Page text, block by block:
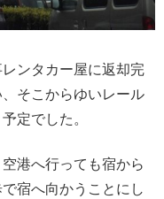
ンタカー屋に返却完
そこからゆいレール
定でした。
港へ行っても宿から
宿へ向かうことにし